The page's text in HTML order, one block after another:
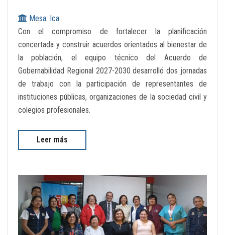
Mesa: Ica
Con el compromiso de fortalecer la planificación
concertada y construir acuerdos orientados al bienestar de
la población, el equipo técnico del Acuerdo de
Gobernabilidad Regional 2027-2030 desarrolló dos jornadas
de trabajo con la participación de representantes de
instituciones públicas, organizaciones de la sociedad civil y
colegios profesionales.
Leer más